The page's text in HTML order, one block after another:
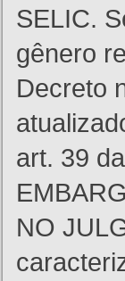
SELIC.
gênero
Decreto
art. 39
NO